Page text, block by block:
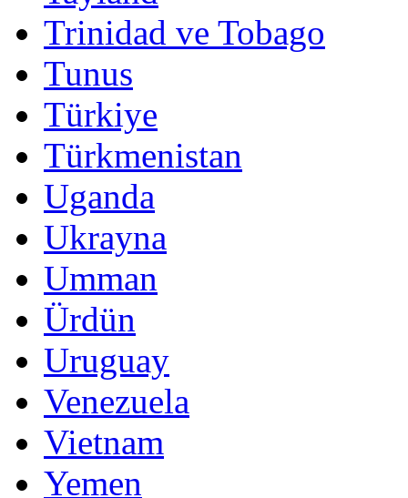
Trinidad ve Tobago
Tunus
Türkiye
Türkmenistan
Uganda
Ukrayna
Umman
Ürdün
Uruguay
Venezuela
Vietnam
Yemen